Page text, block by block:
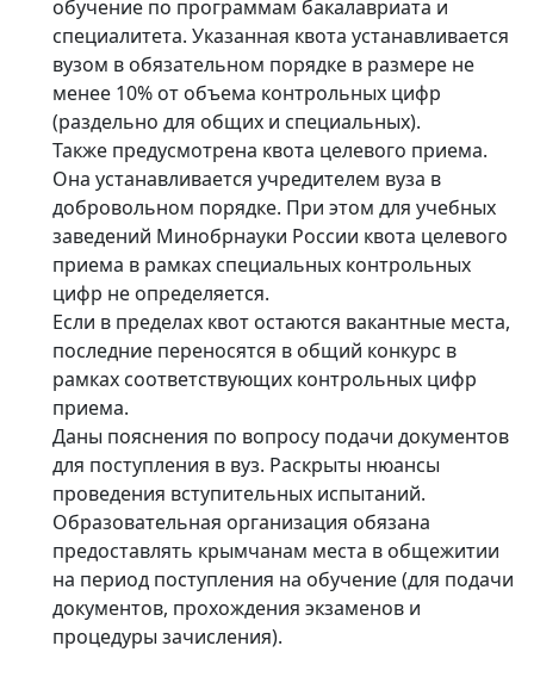
обучение по программам бакалавриата и
специалитета. Указанная квота устанавливается
вузом в обязательном порядке в размере не
менее 10% от объема контрольных цифр
(раздельно для общих и специальных).
Также предусмотрена квота целевого приема.
Она устанавливается учредителем вуза в
добровольном порядке. При этом для учебных
заведений Минобрнауки России квота целевого
приема в рамках специальных контрольных
цифр не определяется.
Если в пределах квот остаются вакантные места,
последние переносятся в общий конкурс в
рамках соответствующих контрольных цифр
приема.
Даны пояснения по вопросу подачи документов
для поступления в вуз. Раскрыты нюансы
проведения вступительных испытаний.
Образовательная организация обязана
предоставлять крымчанам места в общежитии
на период поступления на обучение (для подачи
документов, прохождения экзаменов и
процедуры зачисления).